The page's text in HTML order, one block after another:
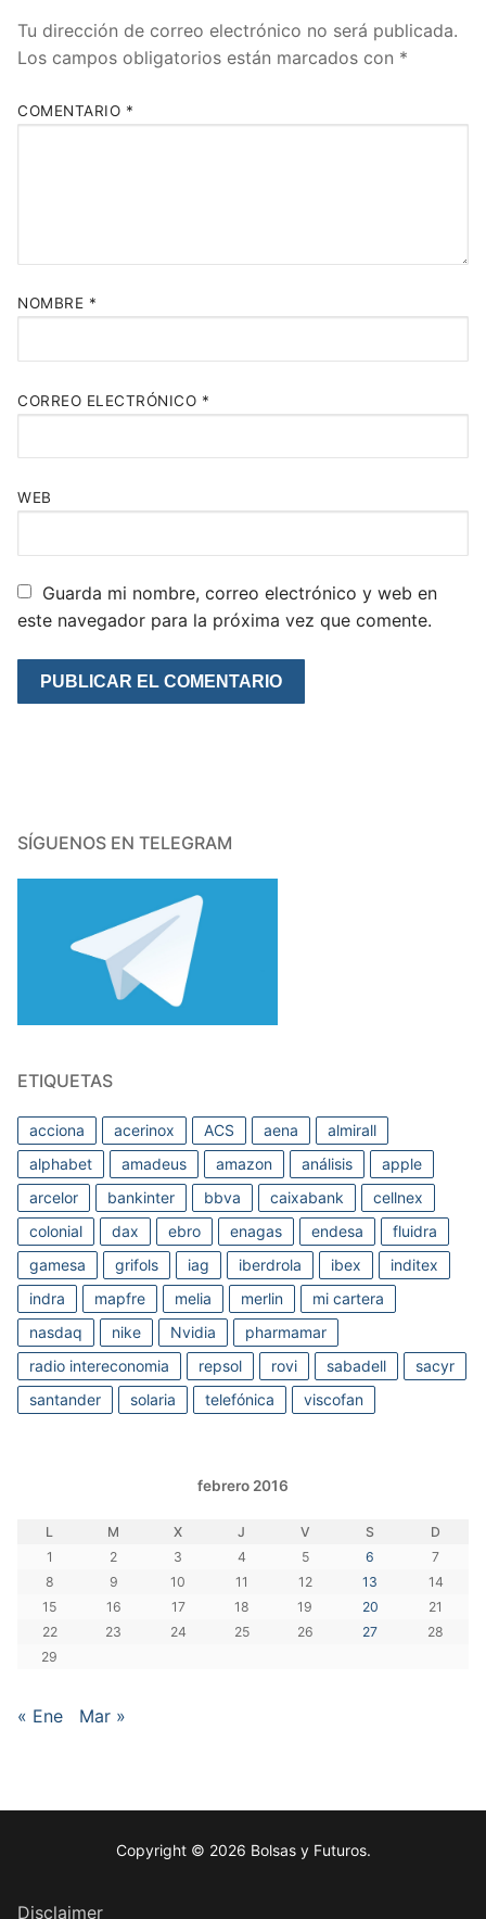
Tu dirección de correo electrónico no será publicada.
Los campos obligatorios están marcados con *
COMENTARIO *
NOMBRE *
CORREO ELECTRÓNICO *
WEB
Guarda mi nombre, correo electrónico y web en
este navegador para la próxima vez que comente.
SÍGUENOS EN TELEGRAM
ETIQUETAS
acciona acerinox ACS aena
almirall
alphabet
amadeus amazon análisis
apple
arcelor
bankinter bbva caixabank
cellnex
colonial
dax ebro enagas endesa
fluidra
gamesa
grifols iag iberdrola ibex
inditex
indra
mapfre melia merlin
mi cartera
nasdaq
nike Nvidia
pharmamar
radio intereconomia
repsol rovi sabadell
sacyr
santander
solaria telefónica viscofan
febrero 2016
L M X J V S
D
1
2 3 4 5 6
7
8
9 10 11 12 13
14
15
16 17 18 19 20
21
22
23 24 25 26 27
28
29
« Ene Mar »
Copyright © 2026 Bolsas y Futuros.
Disclaimer